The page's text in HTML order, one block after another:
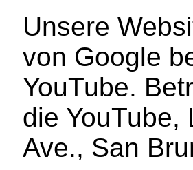
Unsere
von Google
YouTube.
die YouTube,
Ave., San